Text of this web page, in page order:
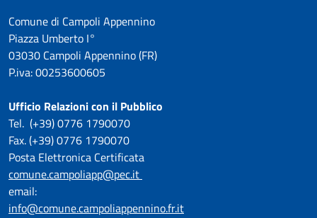
Comune di Campoli Appennino
Piazza Umberto I°
03030 Campoli Appennino (FR)
P.iva: 00253600605
Ufficio Relazioni con il Pubblico
Tel. (+39) 0776 1790070
Fax. (+39) 0776 1790070
Posta Elettronica Certificata
comune.campoliapp@pec.it
email:
info@comune.campoliappennino.fr.it